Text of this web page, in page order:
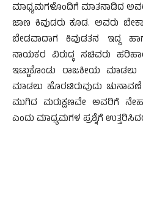
ಮಾಧ್ಯಮಗಳೊಂದಿಗೆ ಮಾತನಾಡಿದ
ಜಾಣ ಕಿವುಡರು ಕೂಡ. ಅವರು
ಬೇಡವಾದಾಗ ಕಿವುಡತನ ಇದ್ದ
ನಾಯಕರ ವಿರುದ್ಧ ಸಚಿವರು
ಇಟ್ಟುಕೊಂಡು ರಾಜಕೀಯ
ಮಾಡಲು ಹೊರಟಿರುವುದು
ಮುಗಿದ ಮರುಕ್ಷಣವೇ ಅವರಿಗೆ
ಎಂದು ಮಾಧ್ಯಮಗಳ ಪ್ರಶ್ನೆಗೆ